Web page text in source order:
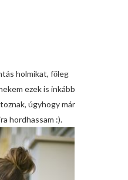
holmikat, főleg
ezek is inkább
úgyhogy már
hordhassam :).